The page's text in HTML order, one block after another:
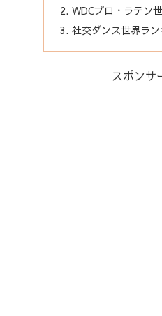
WDCプロ・ラテン
社交ダンス世界ラ
スポンサ